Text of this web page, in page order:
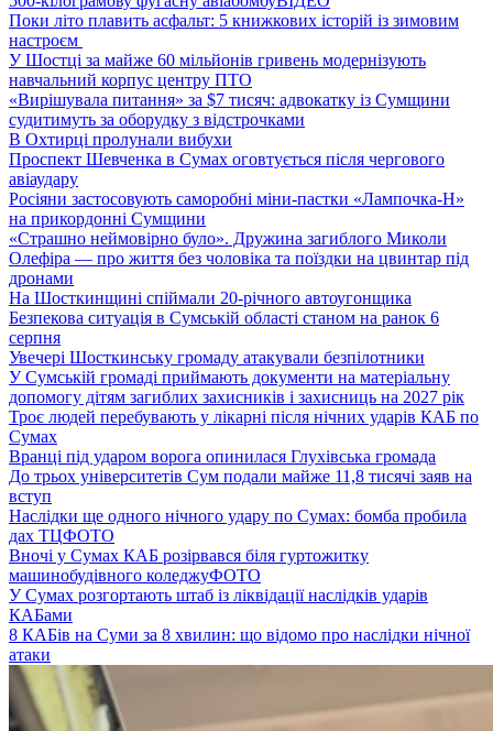
Поки літо плавить асфальт: 5 книжкових історій із зимовим
настроєм
У Шостці за майже 60 мільйонів гривень модернізують
навчальний корпус центру ПТО
«Вирішувала питання» за $7 тисяч: адвокатку із Сумщини
судитимуть за оборудку з відстрочками
В Охтирці пролунали вибухи
Проспект Шевченка в Сумах оговтується після чергового
авіаудару
Росіяни застосовують саморобні міни-пастки «Лампочка-Н»
на прикордонні Сумщини
«Страшно неймовірно було». Дружина загиблого Миколи
Олефіра — про життя без чоловіка та поїздки на цвинтар під
дронами
На Шосткинщині спіймали 20-річного автоугонщика
Безпекова ситуація в Сумській області станом на ранок 6
серпня
Увечері Шосткинську громаду атакували безпілотники
У Сумській громаді приймають документи на матеріальну
допомогу дітям загиблих захисників і захисниць на 2027 рік
Троє людей перебувають у лікарні після нічних ударів КАБ по
Сумах
Вранці під ударом ворога опинилася Глухівська громада
До трьох університетів Сум подали майже 11,8 тисячі заяв на
вступ
Наслідки ще одного нічного удару по Сумах: бомба пробила
дах ТЦФОТО
Вночі у Сумах КАБ розірвався біля гуртожитку
машинобудівного коледжуФОТО
У Сумах розгортають штаб із ліквідації наслідків ударів
КАБами
8 КАБів на Суми за 8 хвилин: що відомо про наслідки нічної
атаки